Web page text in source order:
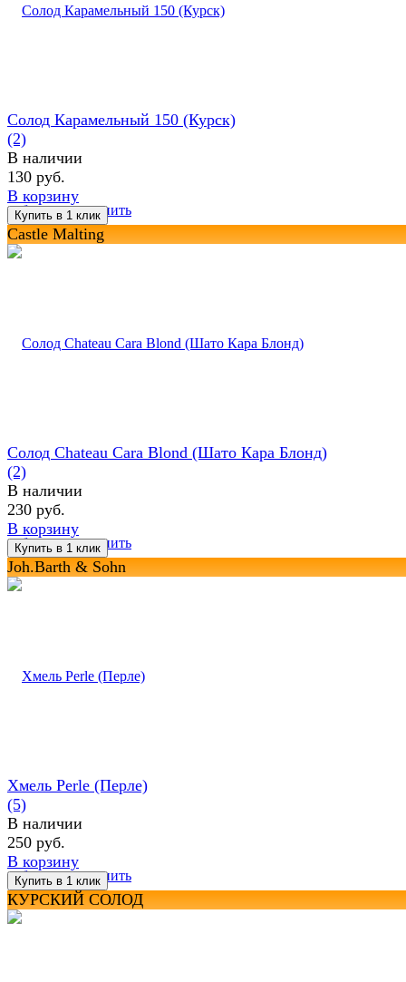
избранное сравнить
Солод Карамельный 150 (Курск)
(2)
В наличии
130 руб.
В корзину
Castle Malting
избранное сравнить
Солод Chateau Cara Blond (Шато Кара Блонд)
(2)
В наличии
230 руб.
В корзину
Joh.Barth & Sohn
избранное сравнить
Хмель Perle (Перле)
(5)
В наличии
250 руб.
В корзину
КУРСКИЙ СОЛОД